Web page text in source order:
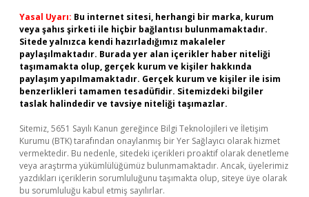
Yasal Uyarı: Bu internet sitesi, herhangi bir marka, kurum
veya şahıs şirketi ile hiçbir bağlantısı bulunmamaktadır.
Sitede yalnızca kendi hazırladığımız makaleler
paylaşılmaktadır. Burada yer alan içerikler haber niteliği
taşımamakta olup, gerçek kurum ve kişiler hakkında
paylaşım yapılmamaktadır. Gerçek kurum ve kişiler ile isim
benzerlikleri tamamen tesadüfidir. Sitemizdeki bilgiler
taslak halindedir ve tavsiye niteliği taşımazlar.
Sitemiz, 5651 Sayılı Kanun gereğince Bilgi Teknolojileri ve İletişim
Kurumu (BTK) tarafından onaylanmış bir Yer Sağlayıcı olarak hizmet
vermektedir. Bu nedenle, sitedeki içerikleri proaktif olarak denetleme
veya araştırma yükümlülüğümüz bulunmamaktadır. Ancak, üyelerimiz
yazdıkları içeriklerin sorumluluğunu taşımakta olup, siteye üye olarak
bu sorumluluğu kabul etmiş sayılırlar.